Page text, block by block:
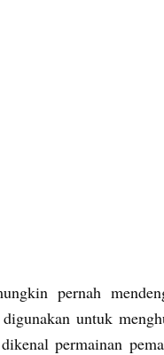
pernah
digunakan untuk
permainan